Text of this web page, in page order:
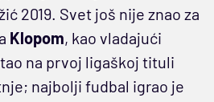
2019. Svet još nije znao za
Klopom, kao vladajući
na prvoj ligaškoj tituli
najbolji fudbal igrao je